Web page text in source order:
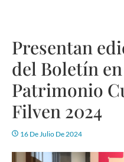
Presentan
del Boletín
Patrimonio
Filven 2024
16 De Julio De 2024